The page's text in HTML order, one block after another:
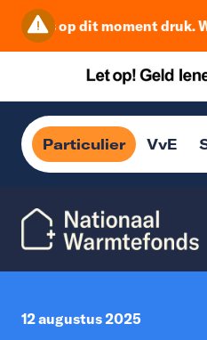
Het is op dit moment druk.
Particulier VvE
12 augustus 2025